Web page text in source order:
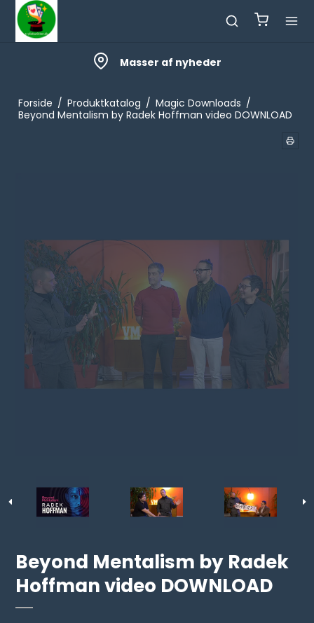
Masser af nyheder
Forside / Produktkatalog / Magic Downloads /
Beyond Mentalism by Radek Hoffman video DOWNLOAD
Beyond Mentalism by Radek
Hoffman video DOWNLOAD